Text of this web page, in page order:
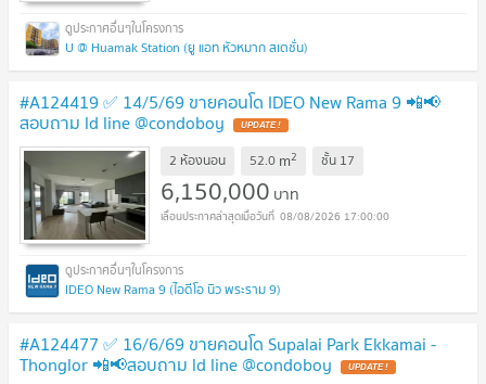
U @ Huamak Station (ยู แอท หัวหมาก สเตชั่น)
#A124419 ✅ 14/5/69 ขายคอนโด IDEO New Rama 9 📲📢
สอบถาม ld line @condoboy UPDATE !
2 ห้องนอน 52.0 m2 ชั้น 17
6,150,000 บาท
08/08/2026 17:00:00
IDEO New Rama 9 (ไอดีโอ นิว พระราม 9)
#A124477 ✅ 16/6/69 ขายคอนโด Supalai Park Ekkamai -
Thonglor 📲📢สอบถาม ld line @condoboy UPDATE !